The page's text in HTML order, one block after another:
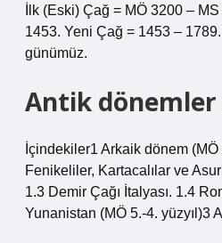
İlk (Eski) Çağ = MÖ 3200 –
1453. Yeni Çağ = 1453 –
günümüz.
Antik
İçindekiler1 Arkaik dönem (MÖ
Fenikeliler, Kartacalılar ve
1.3 Demir Çağı İtalyası. 1.4
Yunanistan (MÖ 5.-4. yüzyıl)3